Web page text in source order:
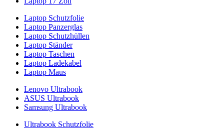
Laptop Schutzfolie
Laptop Panzerglas
Laptop Schutzhüllen
Laptop Ständer
Laptop Taschen
Laptop Ladekabel
Laptop Maus
Lenovo Ultrabook
ASUS Ultrabook
Samsung Ultrabook
Ultrabook Schutzfolie